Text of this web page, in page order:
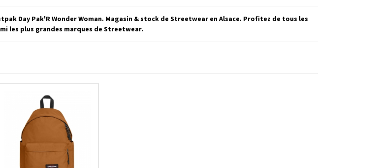
Day Pak'R Wonder Woman. Magasin & stock de Streetwear en Alsace. Profitez de tous les
les plus grandes marques de Streetwear.